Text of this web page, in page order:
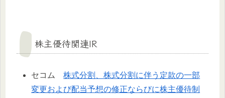
株主優待関連IR
セコム株式分割、株式分割に伴う定款の一部
変更および配当予想の修正ならびに株主優待制